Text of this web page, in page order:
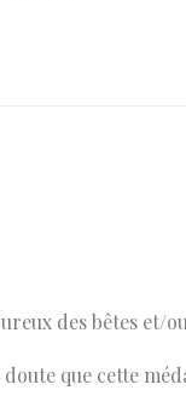
des bêtes et/
doute que cette